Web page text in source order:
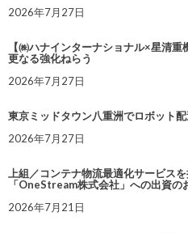
2026年7月27日
【㈱ハナインターナショナル×星清
更なる強化ねらう
2026年7月27日
東京ミッドタウン八重洲でロボット
2026年7月27日
上組／コンテナ物流最適化サービス
「OneStream株式会社」への出資の
2026年7月21日